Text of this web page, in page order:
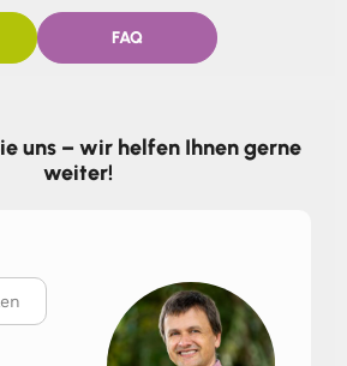
FAQ
uns – wir helfen Ihnen gerne
weiter!